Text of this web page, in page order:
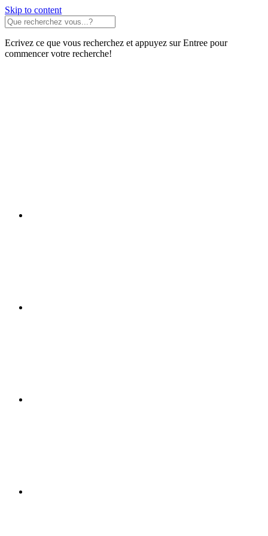
Skip to content
Ecrivez ce que vous recherchez et appuyez sur Entree pour
commencer votre recherche!